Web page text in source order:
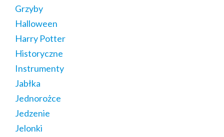
Grzyby
Halloween
Harry Potter
Historyczne
Instrumenty
Jabłka
Jednorożce
Jedzenie
Jelonki